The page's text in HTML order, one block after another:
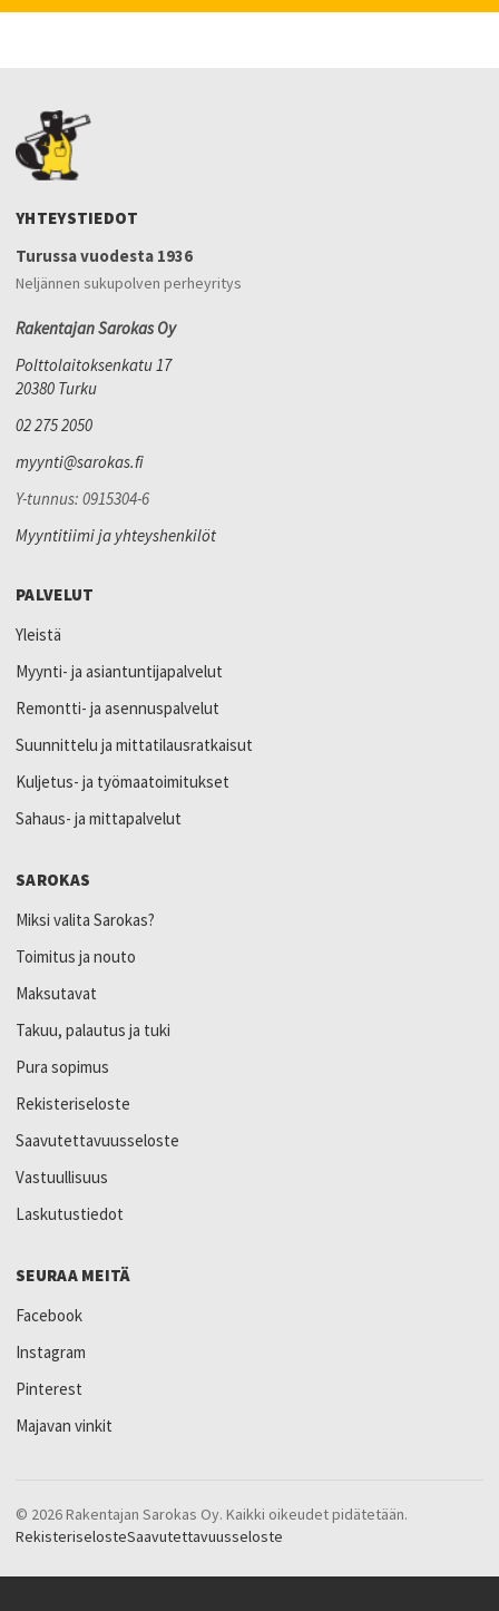
YHTEYSTIEDOT
Turussa vuodesta 1936
Neljännen sukupolven perheyritys
Rakentajan Sarokas Oy
Polttolaitoksenkatu 17
20380 Turku
02 275 2050
myynti@sarokas.fi
Y-tunnus: 0915304-6
Myyntitiimi ja yhteyshenkilöt
PALVELUT
Yleistä
Myynti- ja asiantuntijapalvelut
Remontti- ja asennuspalvelut
Suunnittelu ja mittatilausratkaisut
Kuljetus- ja työmaatoimitukset
Sahaus- ja mittapalvelut
SAROKAS
Miksi valita Sarokas?
Toimitus ja nouto
Maksutavat
Takuu, palautus ja tuki
Pura sopimus
Rekisteriseloste
Saavutettavuusseloste
Vastuullisuus
Laskutustiedot
SEURAA MEITÄ
Facebook
Instagram
Pinterest
Majavan vinkit
© 2026 Rakentajan Sarokas Oy. Kaikki oikeudet pidätetään.
RekisteriselosteSaavutettavuusseloste